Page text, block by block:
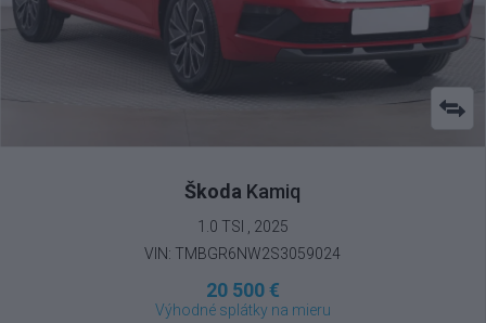
Škoda Kamiq
1.0 TSI , 2025
VIN: TMBGR6NW2S3059024
20 500 €
Výhodné splátky na mieru